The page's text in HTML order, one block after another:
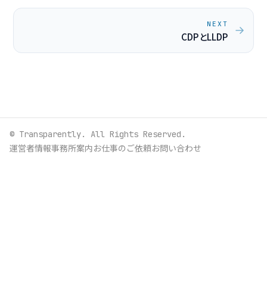
NEXT
CDPとLLDP
© Transparently. All Rights Reserved.
運営者情報事務所案内お仕事のご依頼お問い合わせ